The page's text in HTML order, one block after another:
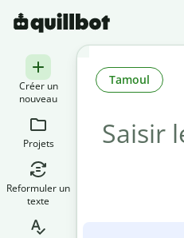
Créer un
nouveau
Projets
Reformuler un
texte
Tamoul